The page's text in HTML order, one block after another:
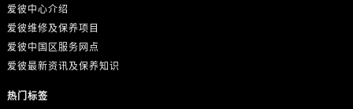
爱彼中心介绍
爱彼维修及保养项目
爱彼中国区服务网点
爱彼最新资讯及保养知识
热门标签